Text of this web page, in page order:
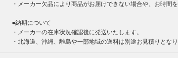
・メーカー欠品により商品がお届けできない場合や、お時間
●納期について
・メーカーの在庫状況確認後に発送いたします。
・北海道、沖縄、離島や一部地域の送料は別途お見積りとなり